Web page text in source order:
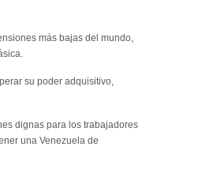
más bajas del mundo,
su poder adquisitivo,
dignas para los trabajadores
una Venezuela de